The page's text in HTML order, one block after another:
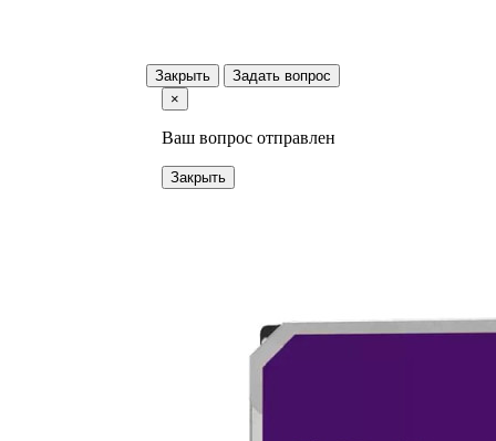
Закрыть
Задать вопрос
×
Ваш вопрос отправлен
Закрыть